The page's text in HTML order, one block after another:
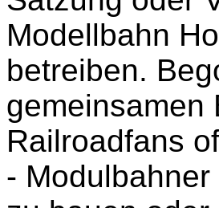
Modellbahn
betreiben.
gemeinsamen
Railroadfans
-